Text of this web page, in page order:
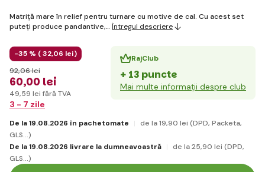
Matriță mare în relief pentru turnare cu motive de cal. Cu acest set
puteți produce pandantive,… Întregul descriere
-35 % (32,06 lei)
60,00 lei
92,06 lei
49,59 lei fără TVA
RajClub
+ 13 puncte
Mai multe informații despre club
3 - 7 zile
De la 19.08.2026 în pachetomate de la 19,90 lei (DPD, Packeta,
GLS...)
De la 19.08.2026 livrare la dumneavoastră
de la 25,90 lei (DPD,
GLS...)